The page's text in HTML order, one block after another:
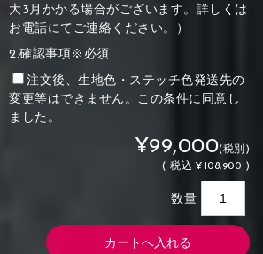
大3月かかる場合がございます。詳しくは
お電話にてご連絡ください。）
2.確認事項※必須
注文後、生地色・ステッチ色発送先の
変更等はできません。この条件に同意し
ました。
¥99,000(税別)
(税込 ¥108,900 )
数量